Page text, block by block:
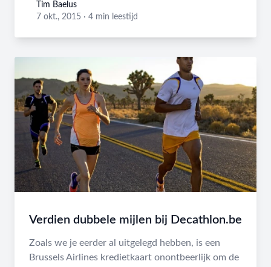
Tim Baelus
Tim Baelus
7 okt., 2015 · 4 min leestijd
Verdien dubbele mijlen bij Decathlon.be
Zoals we je eerder al uitgelegd hebben, is een
Brussels Airlines kredietkaart onontbeerlijk om de